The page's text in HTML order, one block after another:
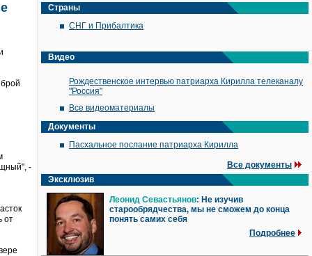
-
от
Страны
СНГ и Прибалтика
Видео
Рождественское интервью патриарха Кирилла телеканалу
"Россия"
Все видеоматериалы
Документы
Пасхальное послание патриарха Кирилла
Все документы
Эксклюзив
Леонид Севастьянов: Не изучив
старообрядчества, мы не сможем до конца
понять самих себя
Подробнее